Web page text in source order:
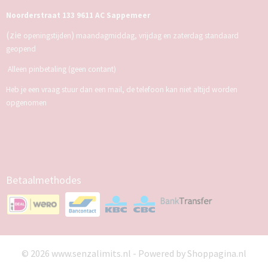
Noorderstraat 133 9611 AC Sappemeer
(zie openingstijden) maandagmiddag, vrijdag en zaterdag standaard
geopend
Alleen pinbetaling (geen contant)
Heb je een vraag stuur dan een mail, de telefoon kan niet altijd worden
opgenomen
Betaalmethodes
© 2026 www.senzalimits.nl - Powered by Shoppagina.nl